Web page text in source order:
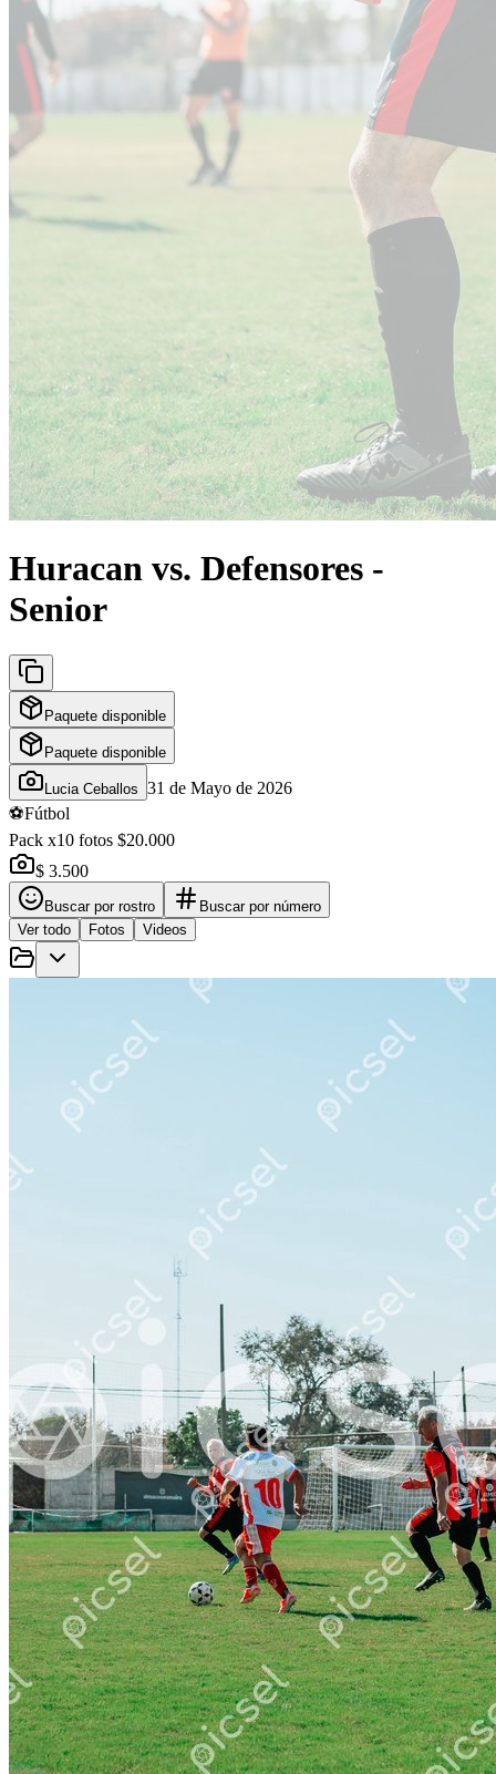
Huracan vs. Defensores -
Senior
Paquete disponible
Paquete disponible
Lucia Ceballos 31 de Mayo de 2026
⚽Fútbol
Pack x10 fotos $20.000
$ 3.500
Buscar por rostro
Buscar por número
Ver todo
Fotos Videos